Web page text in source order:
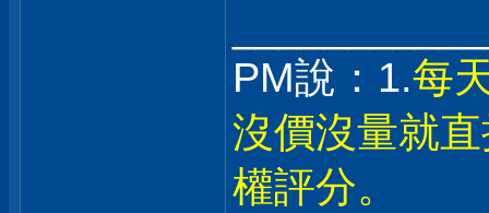
PM說：1.每
沒價沒量就
權評分。